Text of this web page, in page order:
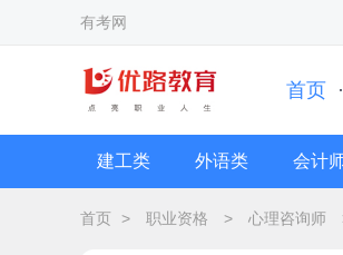
有考网
首页 ·
建工类 外语类 会计
首页 > 职业资格 > 心理咨询师